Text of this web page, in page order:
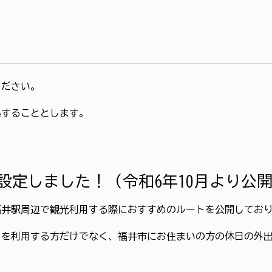
さい。
ることとします。
定しました！（令和6年10月より公
駅周辺で観光利用する際におすすめのルートを公開してお
利用する方だけでなく、福井市にお住まいの方の休日の外